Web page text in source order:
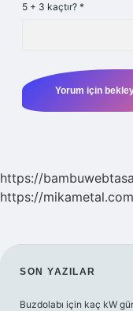
5 + 3 kaçtır? *
https://
https://mikametal.com
SON YAZILAR
Buzdolabı için kaç kW